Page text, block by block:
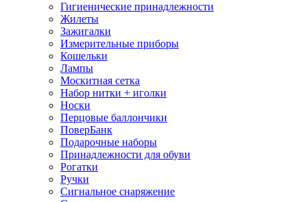
Гигиенические принадлежности
Жилеты
Зажигалки
Измерительные приборы
Кошельки
Лампы
Москитная сетка
Набор нитки + иголки
Носки
Перцовые баллончики
ПоверБанк
Подарочные наборы
Принадлежности для обуви
Рогатки
Ручки
Сигнальное снаряжение